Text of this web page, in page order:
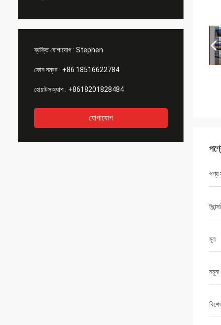
ব্যক্তি যোগাযোগ : Stephen
ফোন নম্বর : +86 18516622784
হোয়াটসঅ্যাপ : +8618201828484
যোগাযোগ
পণ্য
মূল
নমুনা